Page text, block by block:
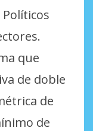
que
de doble
de
de